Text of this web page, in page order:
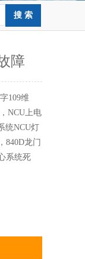
障
109维
NCU上电
统NCU灯
840D龙门
系统死